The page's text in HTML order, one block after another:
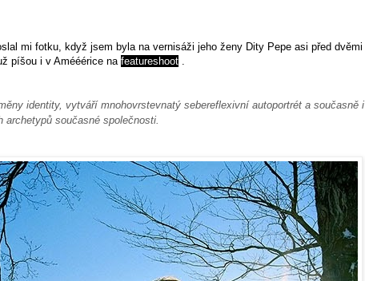
mi fotku, když jsem byla na vernisáži jeho ženy Dity Pepe asi před dvěmi
píšou i v Amééérice na featureshoot .
identity, vytváří mnohovrstevnatý sebereflexivní autoportrét a současně i
současné společnosti.